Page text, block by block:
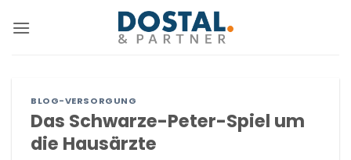
Inhalt
BLOG-VERSORGUNG
Das Schwarze-Peter-Spiel um
die Hausärzte